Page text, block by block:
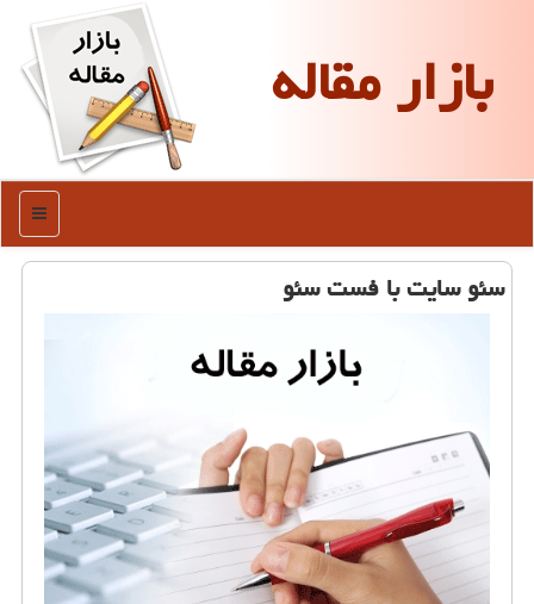
بازار مقاله
منو
سئو سایت با فست سئو